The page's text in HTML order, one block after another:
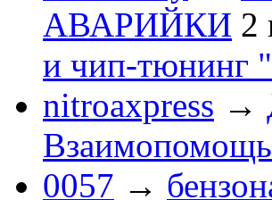
АВАРИЙКИ 2
и чип-тюнинг
nitroaxpress →
Взаимопомощь
0057 →